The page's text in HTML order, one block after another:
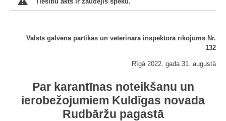
Valsts galvenā pārtikas un veterinārā inspektora rīkojums Nr.
132
Rīgā 2022. gada 31. augustā
Par karantīnas noteikšanu un
ierobežojumiem Kuldīgas novada
Rudbāržu pagastā